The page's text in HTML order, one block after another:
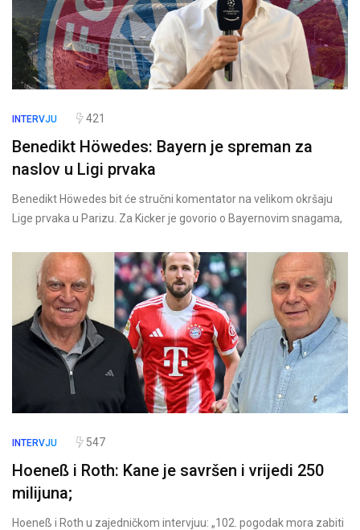
INTERVJU 421
Benedikt Höwedes: Bayern je spreman za
naslov u Ligi prvaka
Benedikt Höwedes bit će stručni komentator na velikom okršaju
Lige prvaka u Parizu. Za Kicker je govorio o Bayernovim snagama,
INTERVJU 547
Hoeneß i Roth: Kane je savršen i vrijedi 250
milijuna;
Hoeneß i Roth u zajedničkom intervjuu: „102. pogodak mora zabiti